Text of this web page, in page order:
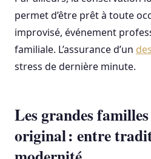
permet d’être prêt à toute
improvisé, événement
familiale. L’assurance d’un
stress de dernière minute.
Les grandes
original : entre